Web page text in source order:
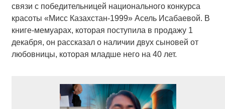
связи с победительницей национального конкурса
красоты «Мисс Казахстан-1999» Асель Исабаевой. В
книге-мемуарах, которая поступила в продажу 1
декабря, он рассказал о наличии двух сыновей от
любовницы, которая младше него на 40 лет.